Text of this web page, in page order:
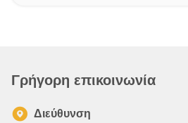
Γρήγορη επικοινωνία
Διεύθυνση